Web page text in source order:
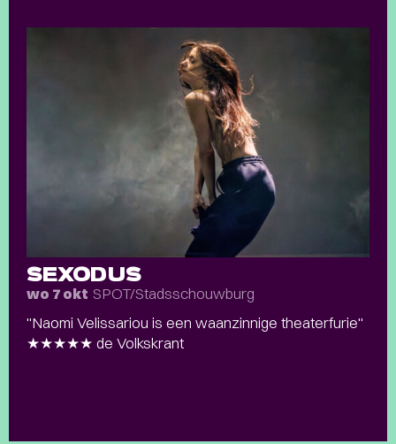
SEXODUS
wo 7 okt SPOT/Stadsschouwburg
"Naomi Velissariou is een waanzinnige theaterfurie"
★★★★★ de Volkskrant